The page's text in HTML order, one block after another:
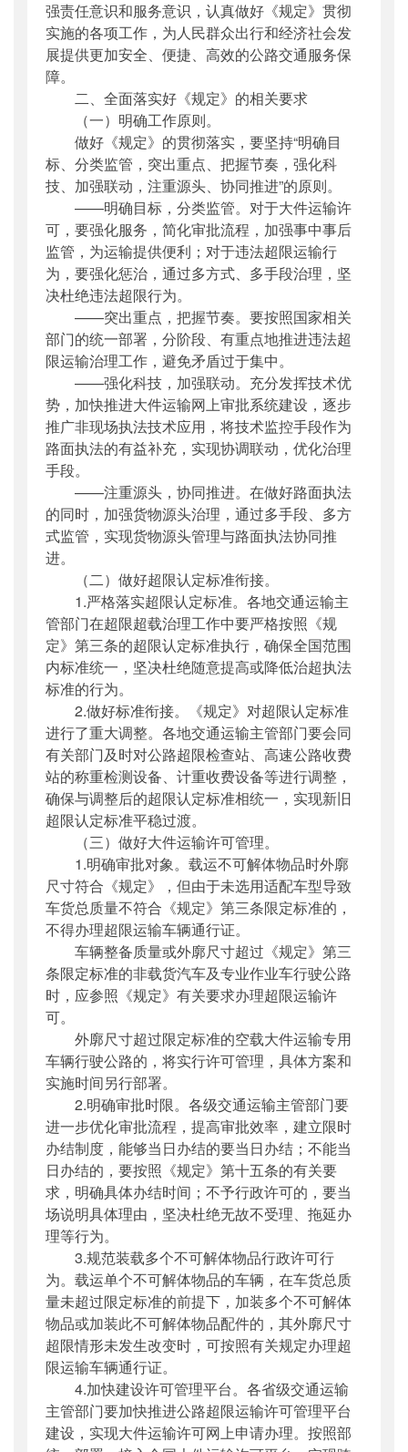
强责任意识和服务意识，认真做好《规定》贯彻
实施的各项工作，为人民群众出行和经济社会发
展提供更加安全、便捷、高效的公路交通服务保
障。
二、全面落实好《规定》的相关要求
（一）明确工作原则。
做好《规定》的贯彻落实，要坚持“明确目
标、分类监管，突出重点、把握节奏，强化科
技、加强联动，注重源头、协同推进”的原则。
——明确目标，分类监管。对于大件运输许
可，要强化服务，简化审批流程，加强事中事后
监管，为运输提供便利；对于违法超限运输行
为，要强化惩治，通过多方式、多手段治理，坚
决杜绝违法超限行为。
——突出重点，把握节奏。要按照国家相关
部门的统一部署，分阶段、有重点地推进违法超
限运输治理工作，避免矛盾过于集中。
——强化科技，加强联动。充分发挥技术优
势，加快推进大件运输网上审批系统建设，逐步
推广非现场执法技术应用，将技术监控手段作为
路面执法的有益补充，实现协调联动，优化治理
手段。
——注重源头，协同推进。在做好路面执法
的同时，加强货物源头治理，通过多手段、多方
式监管，实现货物源头管理与路面执法协同推
进。
（二）做好超限认定标准衔接。
1.严格落实超限认定标准。各地交通运输主
管部门在超限超载治理工作中要严格按照《规
定》第三条的超限认定标准执行，确保全国范围
内标准统一，坚决杜绝随意提高或降低治超执法
标准的行为。
2.做好标准衔接。《规定》对超限认定标准
进行了重大调整。各地交通运输主管部门要会同
有关部门及时对公路超限检查站、高速公路收费
站的称重检测设备、计重收费设备等进行调整，
确保与调整后的超限认定标准相统一，实现新旧
超限认定标准平稳过渡。
（三）做好大件运输许可管理。
1.明确审批对象。载运不可解体物品时外廓
尺寸符合《规定》，但由于未选用适配车型导致
车货总质量不符合《规定》第三条限定标准的，
不得办理超限运输车辆通行证。
车辆整备质量或外廓尺寸超过《规定》第三
条限定标准的非载货汽车及专业作业车行驶公路
时，应参照《规定》有关要求办理超限运输许
可。
外廓尺寸超过限定标准的空载大件运输专用
车辆行驶公路的，将实行许可管理，具体方案和
实施时间另行部署。
2.明确审批时限。各级交通运输主管部门要
进一步优化审批流程，提高审批效率，建立限时
办结制度，能够当日办结的要当日办结；不能当
日办结的，要按照《规定》第十五条的有关要
求，明确具体办结时间；不予行政许可的，要当
场说明具体理由，坚决杜绝无故不受理、拖延办
理等行为。
3.规范装载多个不可解体物品行政许可行
为。载运单个不可解体物品的车辆，在车货总质
量未超过限定标准的前提下，加装多个不可解体
物品或加装此不可解体物品配件的，其外廓尺寸
超限情形未发生改变时，可按照有关规定办理超
限运输车辆通行证。
4.加快建设许可管理平台。各省级交通运输
主管部门要加快推进公路超限运输许可管理平台
建设，实现大件运输许可网上申请办理。按照部